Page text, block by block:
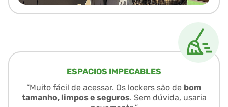
ESPACIOS IMPECABLES
“Muito fácil de acessar. Os lockers são de bom
tamanho, limpos e seguros. Sem dúvida, usaria